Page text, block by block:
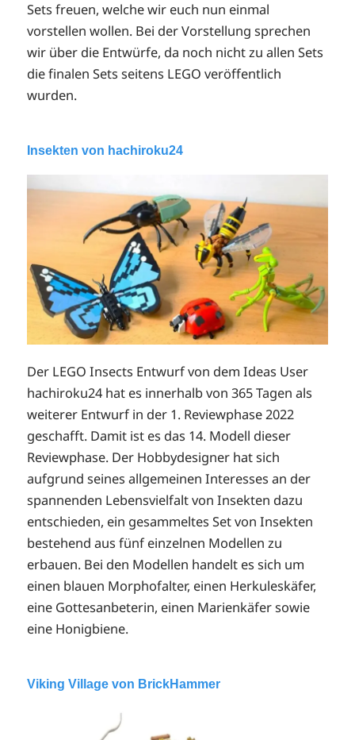
Sets freuen, welche wir euch nun einmal
vorstellen wollen. Bei der Vorstellung sprechen
wir über die Entwürfe, da noch nicht zu allen Sets
die finalen Sets seitens LEGO veröffentlich
wurden.
Insekten von hachiroku24
Der LEGO Insects Entwurf von dem Ideas User
hachiroku24 hat es innerhalb von 365 Tagen als
weiterer Entwurf in der 1. Reviewphase 2022
geschafft. Damit ist es das 14. Modell dieser
Reviewphase. Der Hobbydesigner hat sich
aufgrund seines allgemeinen Interesses an der
spannenden Lebensvielfalt von Insekten dazu
entschieden, ein gesammeltes Set von Insekten
bestehend aus fünf einzelnen Modellen zu
erbauen. Bei den Modellen handelt es sich um
einen blauen Morphofalter, einen Herkuleskäfer,
eine Gottesanbeterin, einen Marienkäfer sowie
eine Honigbiene.
Viking Village von BrickHammer